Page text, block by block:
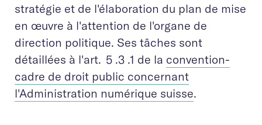
stratégie et de l'élaboration du plan de mise
en œuvre à l'attention de l'organe de
direction politique. Ses tâches sont
détaillées à l'art. 5 .3 .1 de la convention-
cadre de droit public concernant
l'Administration numérique suisse.